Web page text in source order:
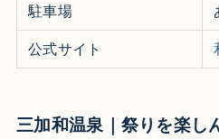
駐車場
公式サイト
三加和温泉｜祭りを楽し